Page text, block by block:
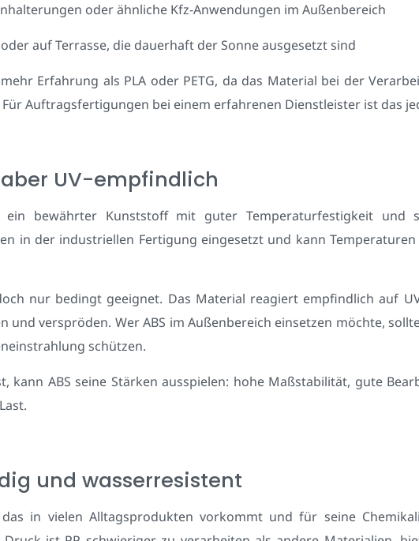
oder ähnliche Kfz-Anwendungen im Außenbereich
auf Terrasse, die dauerhaft der Sonne ausgesetzt sind
Erfahrung als PLA oder PETG, da das Material bei der
Auftragsfertigungen bei einem erfahrenen Dienstleister ist das
UV-empfindlich
ein bewährter Kunststoff mit guter Temperaturfestigkeit und
in der industriellen Fertigung eingesetzt und kann
nur bedingt geeignet. Das Material reagiert empfindlich auf
und verspröden. Wer ABS im Außenbereich einsetzen möchte,
schützen.
kann ABS seine Stärken ausspielen: hohe Maßstabilität, gute
und wasserresistent
in vielen Alltagsprodukten vorkommt und für seine